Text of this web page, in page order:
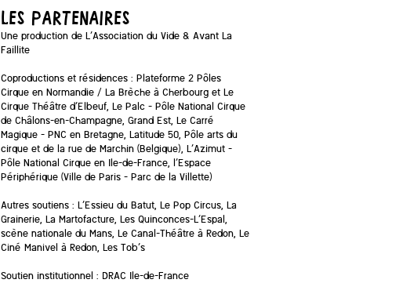
LES PARTENAIRES
Une production de L’Association du Vide & Avant La
Faillite
Coproductions et résidences : Plateforme 2 Pôles
Cirque en Normandie / La Brèche à Cherbourg et Le
Cirque Théâtre d’Elbeuf, Le Palc – Pôle National Cirque
de Châlons-en-Champagne, Grand Est, Le Carré
Magique – PNC en Bretagne, Latitude 50, Pôle arts du
cirque et de la rue de Marchin (Belgique), L’Azimut –
Pôle National Cirque en Ile-de-France, l’Espace
Périphérique (Ville de Paris – Parc de la Villette)
Autres soutiens : L’Essieu du Batut, Le Pop Circus, La
Grainerie, La Martofacture, Les Quinconces-L’Espal,
scène nationale du Mans, Le Canal-Théâtre à Redon, Le
Ciné Manivel à Redon, Les Tob’s
Soutien institutionnel : DRAC Ile-de-France